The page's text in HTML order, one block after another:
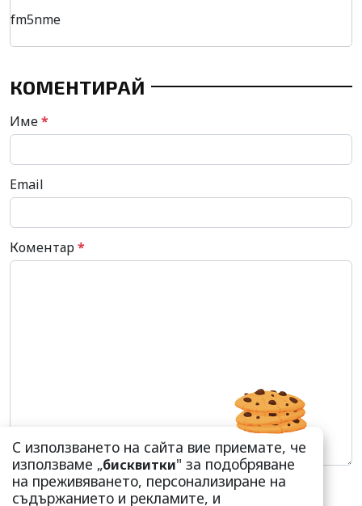
fm5nme
КОМЕНТИРАЙ
Име*
Email
Коментар*
С използването на сайта вие приемате, че
използваме „бисквитки" за подобряване
на преживяването, персонализиране на
съдържанието и рекламите, и